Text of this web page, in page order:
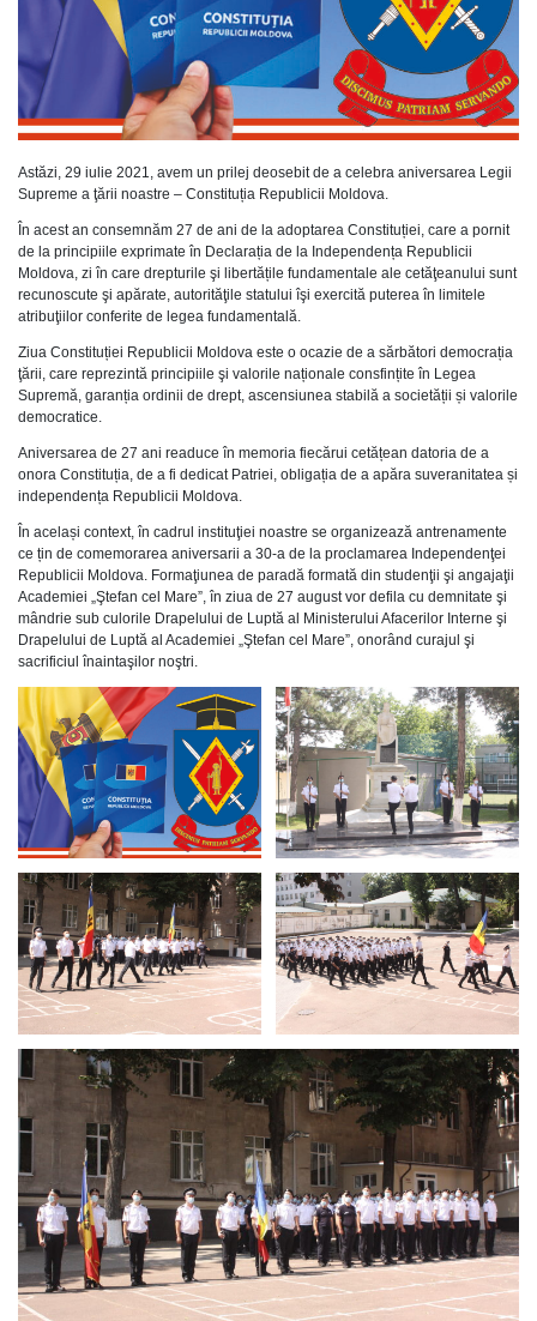
Astăzi, 29 iulie 2021, avem un prilej deosebit de a celebra aniversarea Legii
Supreme a ţării noastre – Constituția Republicii Moldova.
În acest an consemnăm 27 de ani de la adoptarea Constituției, care a pornit
de la principiile exprimate în Declarația de la Independența Republicii
Moldova, zi în care drepturile şi libertățile fundamentale ale cetăţeanului sunt
recunoscute şi apărate, autorităţile statului îşi exercită puterea în limitele
atribuţiilor conferite de legea fundamentală.
Ziua Constituției Republicii Moldova este o ocazie de a sărbători democrația
ţării, care reprezintă principiile şi valorile naționale consfințite în Legea
Supremă, garanția ordinii de drept, ascensiunea stabilă a societății și valorile
democratice.
Aniversarea de 27 ani readuce în memoria fiecărui cetățean datoria de a
onora Constituția, de a fi dedicat Patriei, obligația de a apăra suveranitatea și
independența Republicii Moldova.
În același context, în cadrul instituţiei noastre se organizează antrenamente
ce țin de comemorarea aniversarii a 30-a de la proclamarea Independenţei
Republicii Moldova. Formaţiunea de paradă formată din studenţii şi angajaţii
Academiei „Ştefan cel Mare”, în ziua de 27 august vor defila cu demnitate şi
mândrie sub culorile Drapelului de Luptă al Ministerului Afacerilor Interne şi
Drapelului de Luptă al Academiei „Ştefan cel Mare”, onorând curajul şi
sacrificiul înaintaşilor noştri.